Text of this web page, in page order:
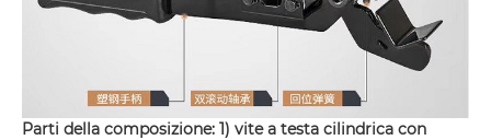
Parti della composizione: 1) vite a testa cilindrica con